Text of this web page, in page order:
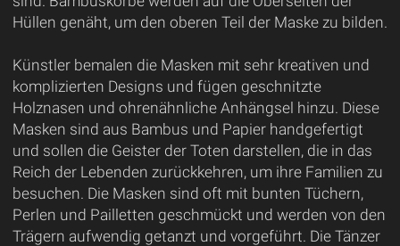
Hüllen genäht, um den oberen Teil der Maske zu bilden.
Künstler bemalen die Masken mit sehr kreativen und
komplizierten Designs und fügen geschnitzte
Holznasen und ohrenähnliche Anhängsel hinzu. Diese
Masken sind aus Bambus und Papier handgefertigt
und sollen die Geister der Toten darstellen, die in das
Reich der Lebenden zurückkehren, um ihre Familien zu
besuchen. Die Masken sind oft mit bunten Tüchern,
Perlen und Pailletten geschmückt und werden von den
Trägern aufwendig getanzt und vorgeführt. Die Tänzer